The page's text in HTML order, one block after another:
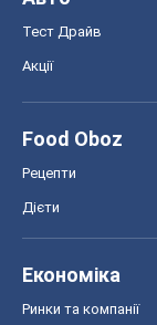
Тест Драйв
Акції
Food Oboz
Рецепти
Дієти
Економіка
Ринки та компанії